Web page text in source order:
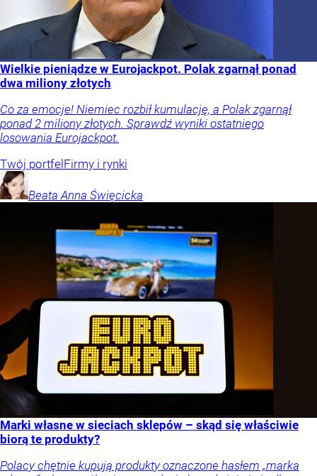
Wielkie pieniądze w Eurojackpot. Polak zgarnął ponad
dwa miliony złotych
Co za emocje! Niemiec rozbił kumulację, a Polak zgarnął
ponad 2 miliony złotych. Sprawdź wyniki ostatniego
losowania Eurojackpot.
Twój portfel Firmy i rynki
Beata Anna Święcicka
Marki własne w sieciach sklepów – skąd się właściwie
biorą te produkty?
Polacy chętnie kupują produkty oznaczone hasłem „marka